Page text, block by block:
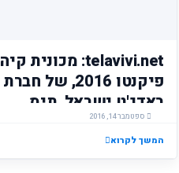
telavivi.net: מכונית קיה
פיקנטו 2016, של חברת
באדג'ט ישראל, תימ...
ספטמבר 14, 2016
המשך לקרוא